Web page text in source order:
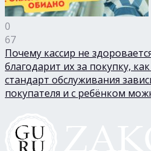
0
67
Почему кассир не
благодарит их за покупку,
стандарт обслуживания
покупателя и с ребёнком